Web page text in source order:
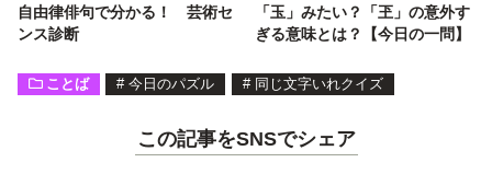
自由律俳句で分かる！ 芸術セ
ンス診断
「玉」みたい？「玊」の意外す
ぎる意味とは？【今日の一問】
ことば # 今日のパズル # 同じ文字いれクイズ
この記事をSNSでシェア